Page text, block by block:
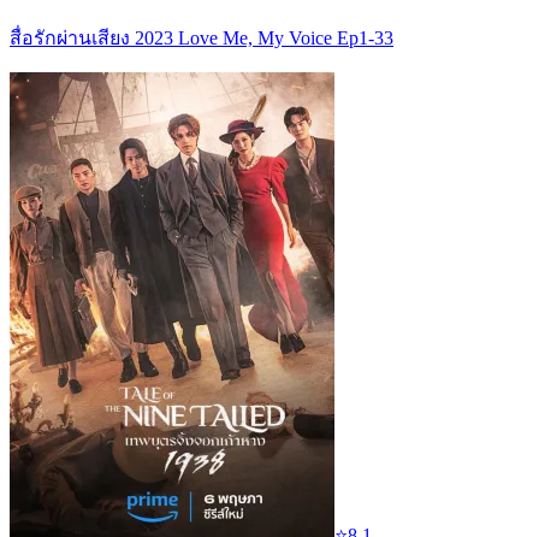
สื่อรักผ่านเสียง 2023 Love Me, My Voice Ep1-33